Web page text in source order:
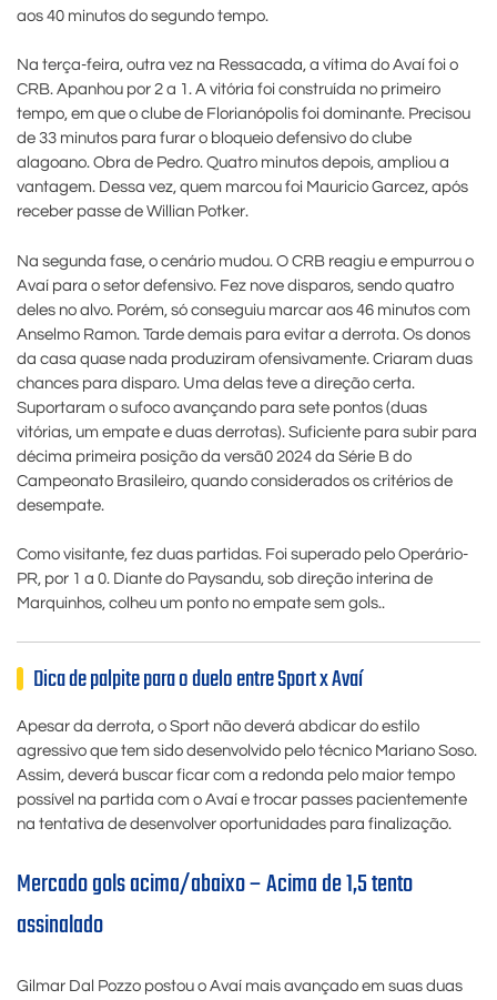
aos 40 minutos do segundo tempo.
Na terça-feira, outra vez na Ressacada, a vítima do Avaí foi o
CRB. Apanhou por 2 a 1. A vitória foi construída no primeiro
tempo, em que o clube de Florianópolis foi dominante. Precisou
de 33 minutos para furar o bloqueio defensivo do clube
alagoano. Obra de Pedro. Quatro minutos depois, ampliou a
vantagem. Dessa vez, quem marcou foi Mauricio Garcez, após
receber passe de Willian Potker.
Na segunda fase, o cenário mudou. O CRB reagiu e empurrou o
Avaí para o setor defensivo. Fez nove disparos, sendo quatro
deles no alvo. Porém, só conseguiu marcar aos 46 minutos com
Anselmo Ramon. Tarde demais para evitar a derrota. Os donos
da casa quase nada produziram ofensivamente. Criaram duas
chances para disparo. Uma delas teve a direção certa.
Suportaram o sufoco avançando para sete pontos (duas
vitórias, um empate e duas derrotas). Suficiente para subir para
décima primeira posição da versã0 2024 da Série B do
Campeonato Brasileiro, quando considerados os critérios de
desempate.
Como visitante, fez duas partidas. Foi superado pelo Operário-
PR, por 1 a 0. Diante do Paysandu, sob direção interina de
Marquinhos, colheu um ponto no empate sem gols..
Dica de palpite para o duelo entre Sport x Avaí
Apesar da derrota, o Sport não deverá abdicar do estilo
agressivo que tem sido desenvolvido pelo técnico Mariano Soso.
Assim, deverá buscar ficar com a redonda pelo maior tempo
possível na partida com o Avaí e trocar passes pacientemente
na tentativa de desenvolver oportunidades para finalização.
Mercado gols acima/abaixo – Acima de 1,5 tento
assinalado
Gilmar Dal Pozzo postou o Avaí mais avançado em suas duas